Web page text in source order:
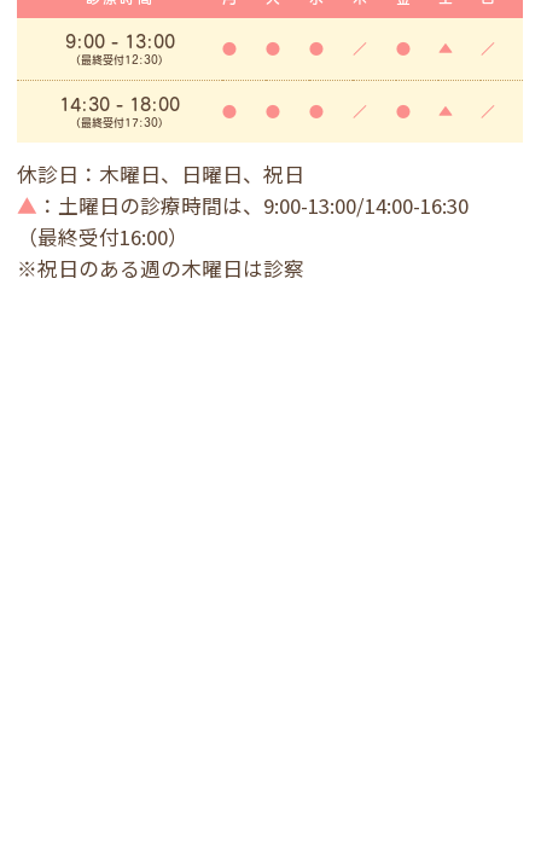
9:00- 13:00
(最終受付12:30)
● ● ● ／ ● ▲ ／
14:30 - 18:00
(最終受付17:30)
● ● ● ／ ● ▲ ／
休診日：木曜日、日曜日、祝日
▲ ：土曜日の診療時間は、9:00-13:00/14:00-16:30
（最終受付16:00）
※祝日のある週の木曜日は診察